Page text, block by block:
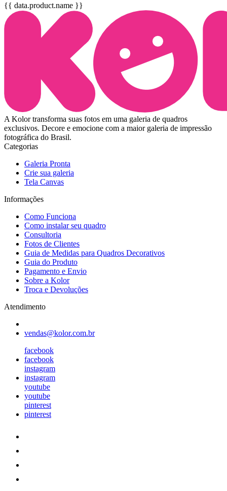
{{ data.product.name }}
A Kolor transforma suas fotos em uma galeria de quadros
exclusivos. Decore e emocione com a maior galeria de impressão
fotográfica do Brasil.
Categorias
Galeria Pronta
Crie sua galeria
Tela Canvas
Informações
Como Funciona
Como instalar seu quadro
Consultoria
Fotos de Clientes
Guia de Medidas para Quadros Decorativos
Guia do Produto
Pagamento e Envio
Sobre a Kolor
Troca e Devoluções
Atendimento
vendas@kolor.com.br
facebook
facebook
instagram
instagram
youtube
youtube
pinterest
pinterest